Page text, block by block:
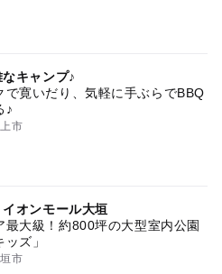
キャンプ♪
で寛いだり、気軽に手ぶらでBBQ
♪
市
オンモール大垣
最大級！約800坪の大型室内公園
ッズ」
市